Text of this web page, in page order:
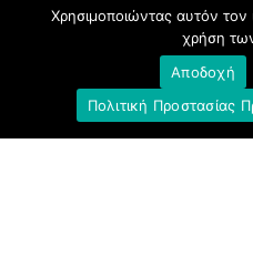
συνταξιούχων Ε.Τ.Ε.
Υπουργείο Εργασίας
Υποθέσεων
Χρησιμοποιώντας αυτόν
χρήση
Αποδοχή
Πολιτική